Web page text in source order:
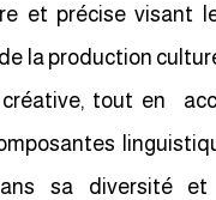
et précise visant
la production
tout en
sa diversité